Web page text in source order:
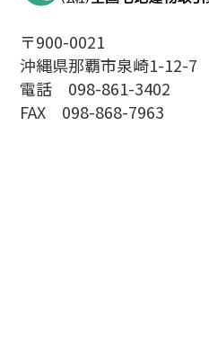
〒900-0021
沖縄県那覇市泉崎1-12-7
電話 098-861-3402
FAX 098-868-7963